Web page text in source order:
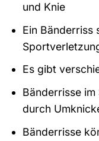
und Knie
Ein Bänderriss
Es gibt
Bänderrisse
durch
Bänderrisse